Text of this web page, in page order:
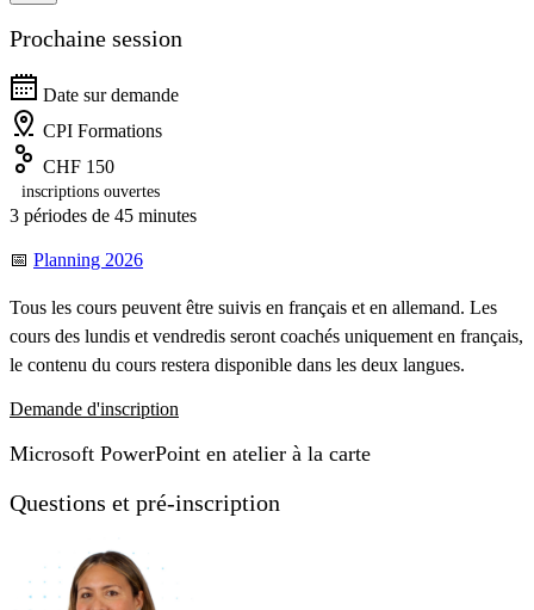
Prochaine session
Date sur demande
CPI Formations
CHF 150
inscriptions ouvertes
3 périodes de 45 minutes
📅 Planning 2026
Tous les cours peuvent être suivis en français et en allemand. Les
cours des lundis et vendredis seront coachés uniquement en français,
le contenu du cours restera disponible dans les deux langues.
Demande d'inscription
Microsoft PowerPoint en atelier à la carte
Questions et pré-inscription